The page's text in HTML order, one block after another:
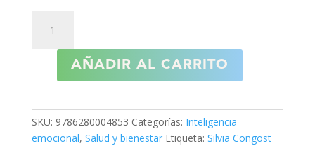
TÓXICAS
cantidad
AÑADIR AL CARRITO
SKU: 9786280004853 Categorías: Inteligencia
emocional, Salud y bienestar Etiqueta: Silvia Congost